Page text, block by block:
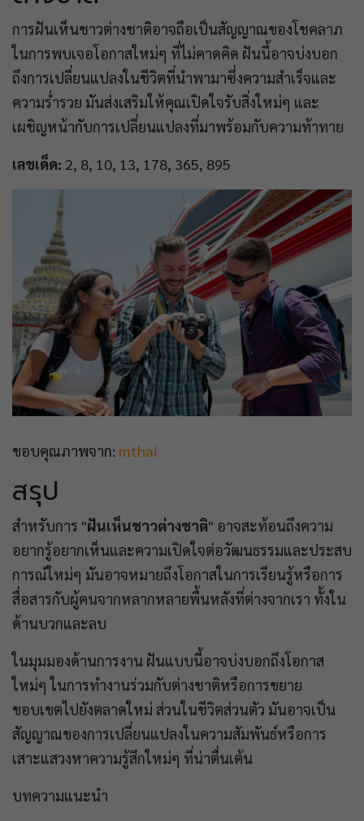
การฝันเห็นชาวต่างชาติอาจถือเป็นสัญญาณของโชคลาภ
ในการพบเจอโอกาสใหม่ๆ ที่ไม่คาดคิด ฝันนี้อาจบ่งบอก
ถึงการเปลี่ยนแปลงในชีวิตที่นำพามาซึ่งความสำเร็จและ
ความร่ำรวย มันส่งเสริมให้คุณเปิดใจรับสิ่งใหม่ๆ และ
เผชิญหน้ากับการเปลี่ยนแปลงที่มาพร้อมกับความท้าทาย
เลขเด็ด: 2, 8, 10, 13, 178, 365, 895
ขอบคุณภาพจาก: mthai
สรุป
สำหรับการ "ฝันเห็นชาวต่างชาติ" อาจสะท้อนถึงความ
อยากรู้อยากเห็นและความเปิดใจต่อวัฒนธรรมและประสบ
การณ์ใหม่ๆ มันอาจหมายถึงโอกาสในการเรียนรู้หรือการ
สื่อสารกับผู้คนจากหลากหลายพื้นหลังที่ต่างจากเรา ทั้งใน
ด้านบวกและลบ
ในมุมมองด้านการงาน ฝันแบบนี้อาจบ่งบอกถึงโอกาส
ใหม่ๆ ในการทำงานร่วมกับต่างชาติหรือการขยาย
ขอบเขตไปยังตลาดใหม่ ส่วนในชีวิตส่วนตัว มันอาจเป็น
สัญญาณของการเปลี่ยนแปลงในความสัมพันธ์หรือการ
เสาะแสวงหาความรู้สึกใหม่ๆ ที่น่าตื่นเต้น
บทความแนะนำ